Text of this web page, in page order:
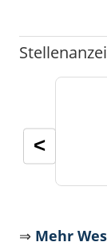
<
⇒ Mehr